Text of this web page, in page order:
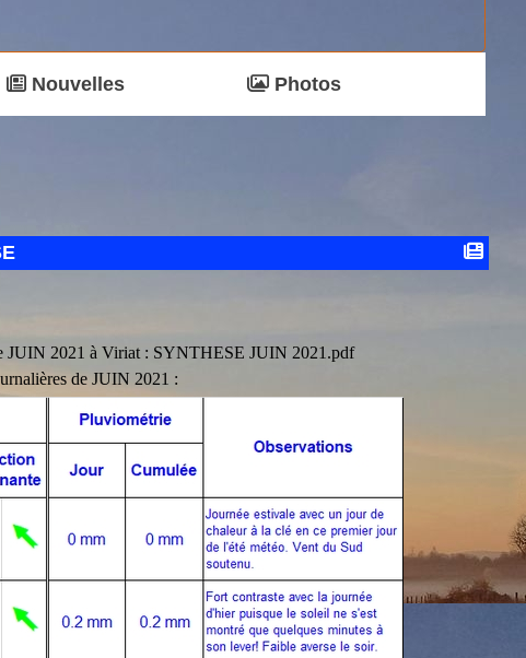
Nouvelles Photos
JUIN 2021 à Viriat : SYNTHESE JUIN 2021.pdf
de JUIN 2021 :